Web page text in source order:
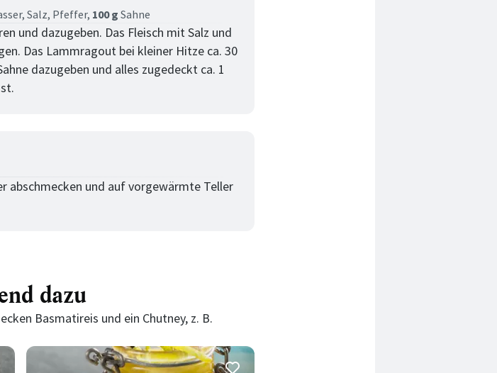
Salz, Pfeffer, 100 g Sahne
und dazugeben. Das Fleisch mit Salz und
Das Lammragout bei kleiner Hitze ca. 30
dazugeben und alles zugedeckt ca. 1
abschmecken und auf vorgewärmte Teller
dazu
Basmatireis und ein Chutney, z. B.